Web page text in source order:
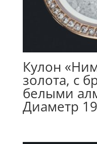
Кулон
золота, с
белыми
Диаметр